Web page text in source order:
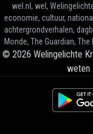
wel.nl, wel,
economie, cultuur,
achtergrondverhalen,
Monde, The Guardian,
© 2026 Welingelichte
weten